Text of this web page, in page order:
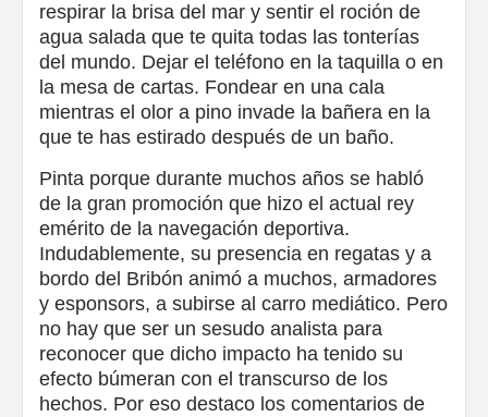
respirar la brisa del mar y sentir el roción de
agua salada que te quita todas las tonterías
del mundo. Dejar el teléfono en la taquilla o en
la mesa de cartas. Fondear en una cala
mientras el olor a pino invade la bañera en la
que te has estirado después de un baño.
Pinta porque durante muchos años se habló
de la gran promoción que hizo el actual rey
emérito de la navegación deportiva.
Indudablemente, su presencia en regatas y a
bordo del Bribón animó a muchos, armadores
y esponsors, a subirse al carro mediático. Pero
no hay que ser un sesudo analista para
reconocer que dicho impacto ha tenido su
efecto búmeran con el transcurso de los
hechos. Por eso destaco los comentarios de